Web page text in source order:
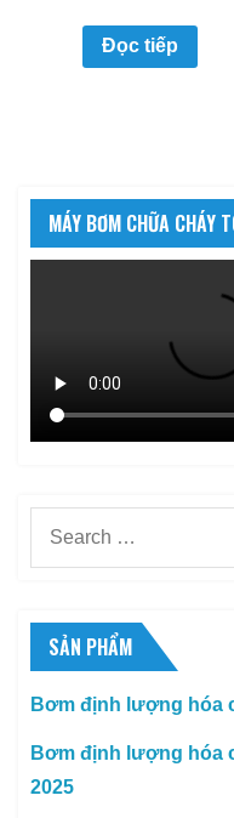
Đọc tiếp
MÁY BƠM CHỮA CHÁY
SẢN PHẨM
Bơm định lượng hóa
Bơm định lượng hóa
2025